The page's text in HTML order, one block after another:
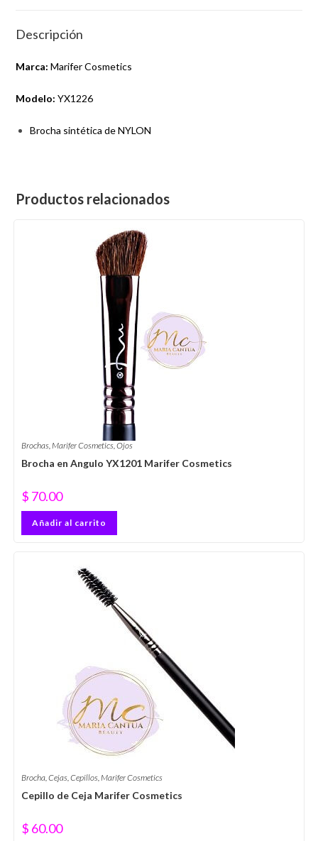
Descripción
Marca: Marifer Cosmetics
Modelo: YX1226
Brocha sintética de NYLON
Productos relacionados
Brochas, Marifer Cosmetics, Ojos
Brocha en Angulo YX1201 Marifer Cosmetics
$ 70.00
Añadir al carrito
Brocha,Cejas,Cepillos,Marifer Cosmetics
Cepillo de Ceja Marifer Cosmetics
$ 60.00